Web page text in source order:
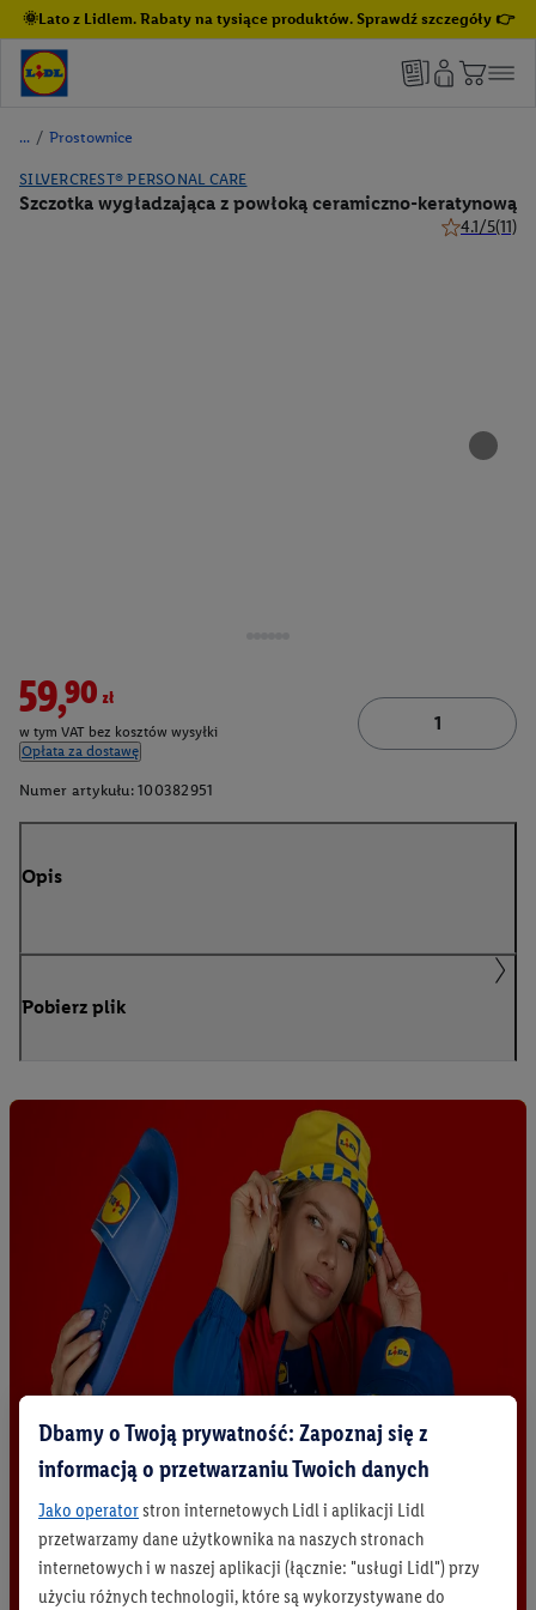
🌞Lato z Lidlem. Rabaty na tysiące produktów. Sprawdź szczegóły 👉
/ Prostownice
SILVERCREST® PERSONAL CARE
Szczotka wygładzająca z powłoką ceramiczno-keratynową
4.1/5(11)
59,90zł
w tym VAT bez kosztów wysyłki
Opłata za dostawę
Numer artykułu: 100382951
Opis
Pobierz plik
Dbamy o Twoją prywatność: Zapoznaj się z
informacją o przetwarzaniu Twoich danych
Jako operatorstron internetowych Lidl i aplikacji Lidl
przetwarzamy dane użytkownika na naszych stronach
internetowych i w naszej aplikacji (łącznie: "usługi Lidl") przy
użyciu różnych technologii, które są wykorzystywane do